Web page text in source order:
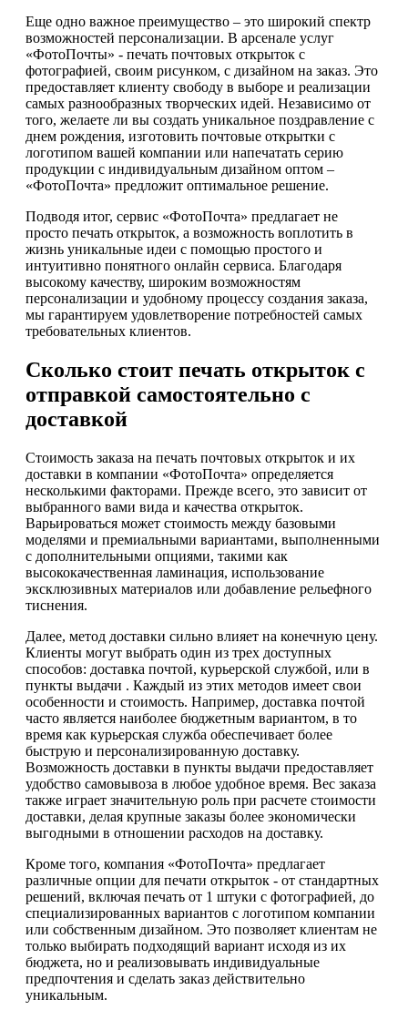
Еще одно важное преимущество – это широкий спектр
возможностей персонализации. В арсенале услуг
«ФотоПочты» - печать почтовых открыток с
фотографией, своим рисунком, с дизайном на заказ. Это
предоставляет клиенту свободу в выборе и реализации
самых разнообразных творческих идей. Независимо от
того, желаете ли вы создать уникальное поздравление с
днем рождения, изготовить почтовые открытки с
логотипом вашей компании или напечатать серию
продукции с индивидуальным дизайном оптом –
«ФотоПочта» предложит оптимальное решение.
Подводя итог, сервис «ФотоПочта» предлагает не
просто печать открыток, а возможность воплотить в
жизнь уникальные идеи с помощью простого и
интуитивно понятного онлайн сервиса. Благодаря
высокому качеству, широким возможностям
персонализации и удобному процессу создания заказа,
мы гарантируем удовлетворение потребностей самых
требовательных клиентов.
Сколько стоит печать открыток с
отправкой самостоятельно с
доставкой
Стоимость заказа на печать почтовых открыток и их
доставки в компании «ФотоПочта» определяется
несколькими факторами. Прежде всего, это зависит от
выбранного вами вида и качества открыток.
Варьироваться может стоимость между базовыми
моделями и премиальными вариантами, выполненными
с дополнительными опциями, такими как
высококачественная ламинация, использование
эксклюзивных материалов или добавление рельефного
тиснения.
Далее, метод доставки сильно влияет на конечную цену.
Клиенты могут выбрать один из трех доступных
способов: доставка почтой, курьерской службой, или в
пункты выдачи . Каждый из этих методов имеет свои
особенности и стоимость. Например, доставка почтой
часто является наиболее бюджетным вариантом, в то
время как курьерская служба обеспечивает более
быструю и персонализированную доставку.
Возможность доставки в пункты выдачи предоставляет
удобство самовывоза в любое удобное время. Вес заказа
также играет значительную роль при расчете стоимости
доставки, делая крупные заказы более экономически
выгодными в отношении расходов на доставку.
Кроме того, компания «ФотоПочта» предлагает
различные опции для печати открыток - от стандартных
решений, включая печать от 1 штуки с фотографией, до
специализированных вариантов с логотипом компании
или собственным дизайном. Это позволяет клиентам не
только выбирать подходящий вариант исходя из их
бюджета, но и реализовывать индивидуальные
предпочтения и сделать заказ действительно
уникальным.